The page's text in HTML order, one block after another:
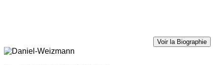
Voir la Biographie